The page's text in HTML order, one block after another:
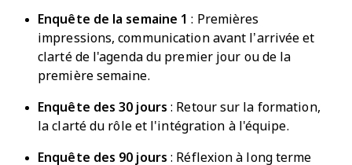
Enquête de la semaine 1 : Premières
impressions, communication avant l’arrivée et
clarté de l'agenda du premier jour ou de la
première semaine.
Enquête des 30 jours : Retour sur la formation,
la clarté du rôle et l'intégration à l'équipe.
Enquête des 90 jours : Réflexion à long terme